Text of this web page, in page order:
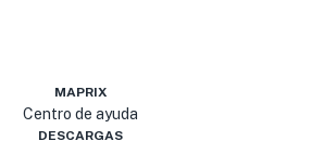
MAPRIX
Centro de ayuda
DESCARGAS